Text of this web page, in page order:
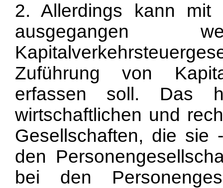
2. Allerdings kann mit
Zuführung von
erfassen soll. Das
wirtschaftlichen und
Gesellschaften, die sie
den
bei den